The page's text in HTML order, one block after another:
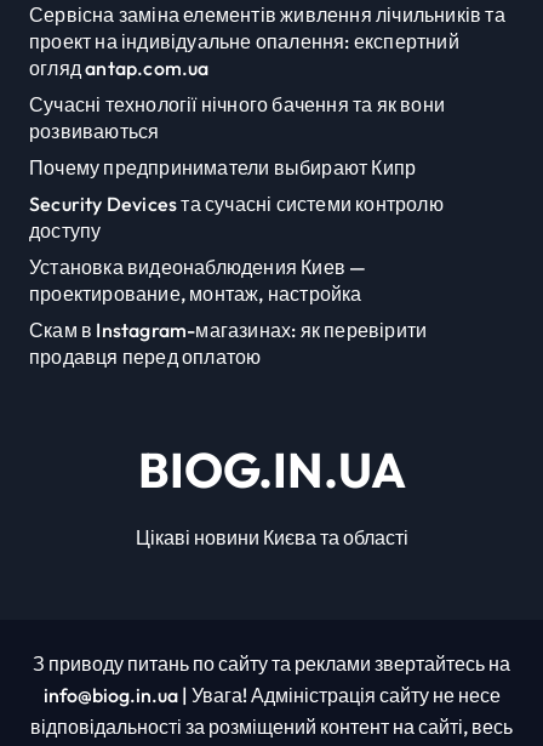
Сервісна заміна елементів живлення лічильників та
проект на індивідуальне опалення: експертний
огляд antap.com.ua
Сучасні технології нічного бачення та як вони
розвиваються
Почему предприниматели выбирают Кипр
Security Devices та сучасні системи контролю
доступу
Установка видеонаблюдения Киев —
проектирование, монтаж, настройка
Скам в Instagram-магазинах: як перевірити
продавця перед оплатою
BIOG.IN.UA
Цікаві новини Києва та області
З приводу питань по сайту та реклами звертайтесь на
info@biog.in.ua | Увага! Адміністрація сайту не несе
відповідальності за розміщений контент на сайті, весь